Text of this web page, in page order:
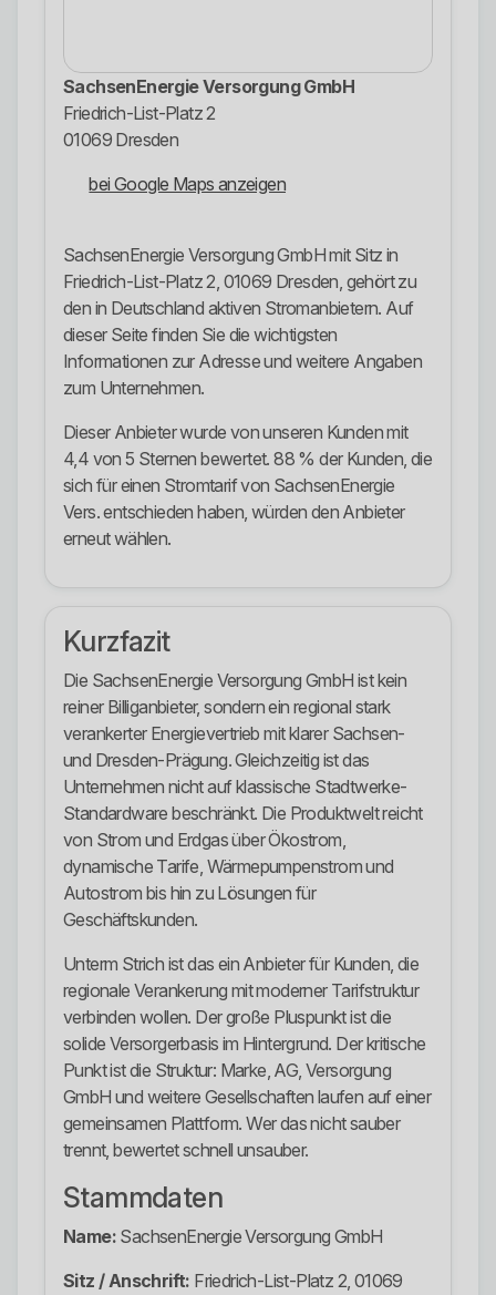
SachsenEnergie Versorgung GmbH
Friedrich-List-Platz 2
01069 Dresden
bei Google Maps anzeigen
SachsenEnergie Versorgung GmbH mit Sitz in
Friedrich-List-Platz 2, 01069 Dresden, gehört zu
den in Deutschland aktiven Stromanbietern. Auf
dieser Seite finden Sie die wichtigsten
Informationen zur Adresse und weitere Angaben
zum Unternehmen.
Dieser Anbieter wurde von unseren Kunden mit
4,4 von 5 Sternen bewertet. 88 % der Kunden, die
sich für einen Stromtarif von SachsenEnergie
Vers. entschieden haben, würden den Anbieter
erneut wählen.
Kurzfazit
Die SachsenEnergie Versorgung GmbH ist kein
reiner Billiganbieter, sondern ein regional stark
verankerter Energievertrieb mit klarer Sachsen-
und Dresden-Prägung. Gleichzeitig ist das
Unternehmen nicht auf klassische Stadtwerke-
Standardware beschränkt. Die Produktwelt reicht
von Strom und Erdgas über Ökostrom,
dynamische Tarife, Wärmepumpenstrom und
Autostrom bis hin zu Lösungen für
Geschäftskunden.
Unterm Strich ist das ein Anbieter für Kunden, die
regionale Verankerung mit moderner Tarifstruktur
verbinden wollen. Der große Pluspunkt ist die
solide Versorgerbasis im Hintergrund. Der kritische
Punkt ist die Struktur: Marke, AG, Versorgung
GmbH und weitere Gesellschaften laufen auf einer
gemeinsamen Plattform. Wer das nicht sauber
trennt, bewertet schnell unsauber.
Stammdaten
Name: SachsenEnergie Versorgung GmbH
Sitz / Anschrift: Friedrich-List-Platz 2, 01069